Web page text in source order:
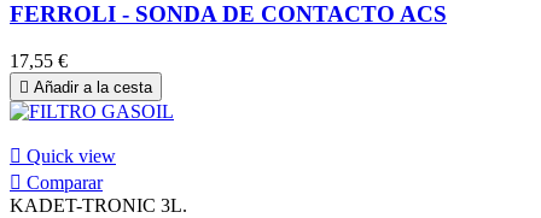
FERROLI - SONDA DE CONTACTO ACS
17,55 €
 Añadir a la cesta
 Quick view
 Comparar
KADET-TRONIC 3L.